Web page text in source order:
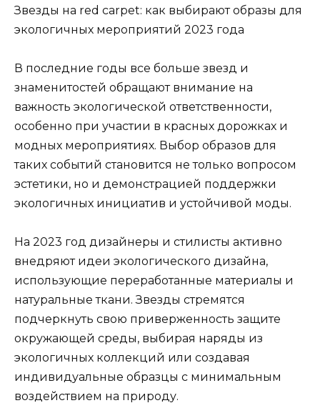
Звезды на red carpet: как выбирают образы для
экологичных мероприятий 2023 года
В последние годы все больше звезд и
знаменитостей обращают внимание на
важность экологической ответственности,
особенно при участии в красных дорожках и
модных мероприятиях. Выбор образов для
таких событий становится не только вопросом
эстетики, но и демонстрацией поддержки
экологичных инициатив и устойчивой моды.
На 2023 год дизайнеры и стилисты активно
внедряют идеи экологического дизайна,
использующие переработанные материалы и
натуральные ткани. Звезды стремятся
подчеркнуть свою приверженность защите
окружающей среды, выбирая наряды из
экологичных коллекций или создавая
индивидуальные образцы с минимальным
воздействием на природу.